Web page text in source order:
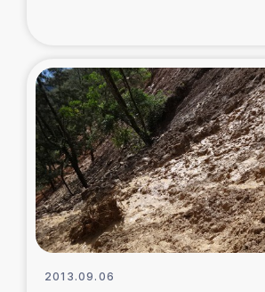
ガザ地区での公園の緑化を通
ガザ地区における被災住民へ
ガザ地区酪農を通した女性グル
ふりかけ普及と食生活改善によ
2013.09.06